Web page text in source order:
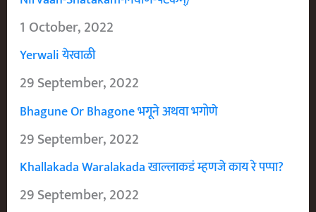
1 October, 2022
Yerwali येरवाळी
29 September, 2022
Bhagune Or Bhagone भगूने अथवा भगोणे
29 September, 2022
Khallakada Waralakada खाल्लाकडं म्हणजे काय रे पप्पा?
29 September, 2022